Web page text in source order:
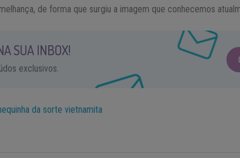
de forma que surgiu a imagem que conhecemos
SUA INBOX!
exclusivos.
da sorte vietnamita